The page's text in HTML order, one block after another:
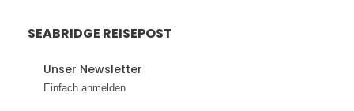
SEABRIDGE REISEPOST
Unser Newsletter
Einfach anmelden